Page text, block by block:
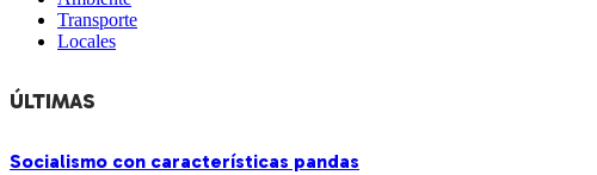
Transporte
Locales
ÚLTIMAS
Socialismo con características pandas